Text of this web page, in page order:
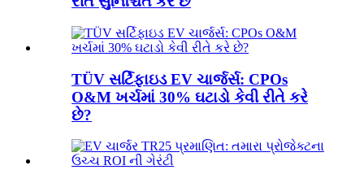
TÜV સર્ટિફાઇડ EV ચાર્જર્સ: CPOs
O&M ખર્ચમાં 30% ઘટાડો કેવી રીતે કરે
છે?